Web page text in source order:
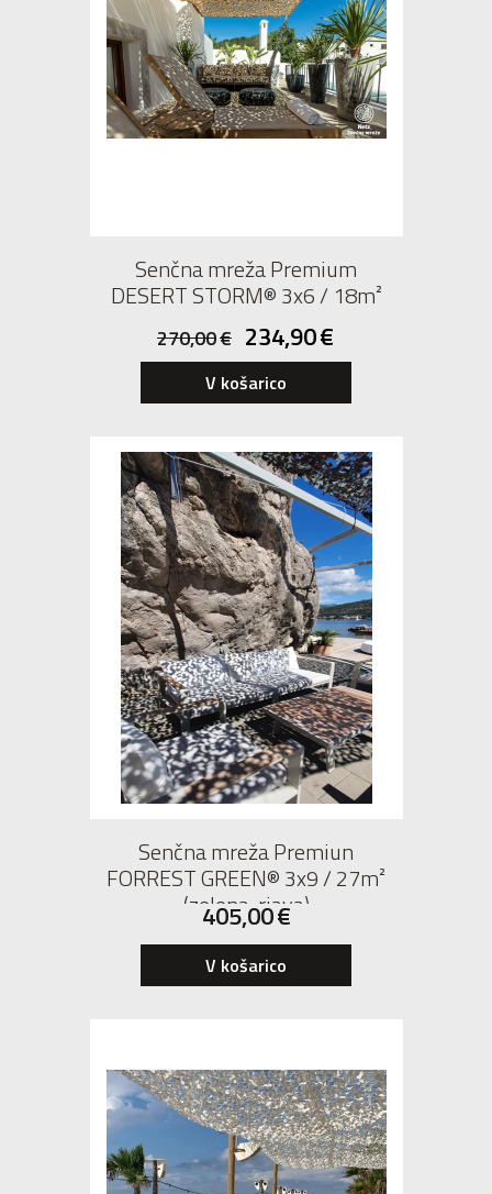
Senčna mreža Premium
DESERT STORM® 3x6 / 18m²
270,00€ 234,90€
V košarico
Senčna mreža Premiun
FORREST GREEN® 3x9 / 27m²
(zelena-rjava)
405,00€
V košarico